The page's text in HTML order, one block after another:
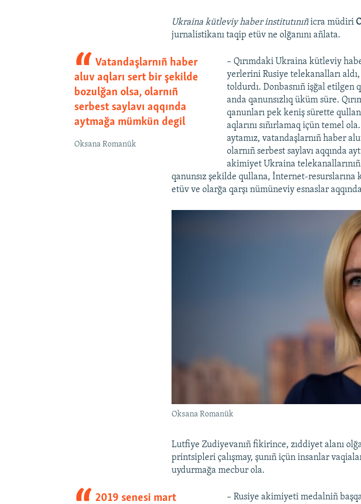
Ukraina kütleviy haber institutınıñicra müdiri
jurnalistikanı taqip etüv ne olğanını añlata.
Vatandaşlarnıñ haber
aluv aqları sert bir şekilde
bozulğan olsa, olarnıñ
serbest saylavı aqqında
aytmağa mümkün degil
Oksana Romanük
– Qırımdaki Ukraina kütleviy
yerlerini Rusiye telekanalları
toldurdı. Donbasnıñ işğal etilgen
anda qanunsızlıq üküm süre.
qanunları pek keniş sürette
aqlarını sıñırlamaq içün temel
aytamız, vatandaşlarnıñ haber
olarnıñ serbest saylavı aqqında
akimiyet Ukraina telekanallarınıñ
qanunsız şekilde qullana, İnternet-
etüv ve olarğa qarşı nümüneviy esnaslar
Oksana Romanük
Lutfiye Zudiyevanıñ fikirince, zıddiyet alanı
printsipleri çalışmay, şunıñ içün insanlar
uydurmağa mecbur ola.
2019 senesi mart – Rusiye akimiyeti medalniñ